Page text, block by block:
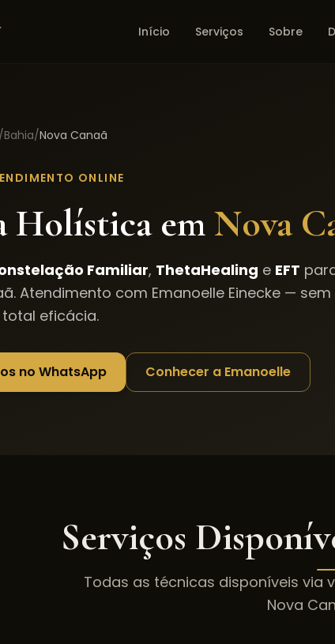
Início Serviços Sobre
/Bahia/Nova Canaã
ONLINE
Holística emNova
Familiar, ThetaHealing e EFT
. Atendimento com Emanoelle Einecke — sem
eficácia.
no WhatsApp Conhecer a Emanoelle
Serviços
Todas as técnicas disponíveis
Nova